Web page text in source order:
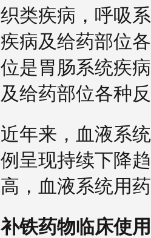
织类疾病，呼吸
疾病及给药部位
位是胃肠系统疾
及给药部位各种
近年来，血液系
例呈现持续下降
高，血液系统用
补铁药物临床使